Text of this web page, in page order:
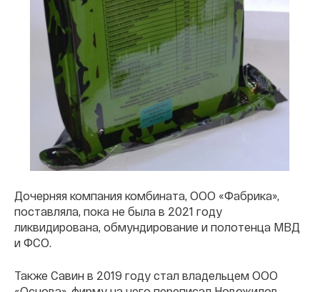
Дочерняя компания комбината, ООО «Фабрика»,
поставляла, пока не была в 2021 году
ликвидирована, обмундирование и полотенца МВД
и ФСО.
Также Савин в 2019 году стал владельцем ООО